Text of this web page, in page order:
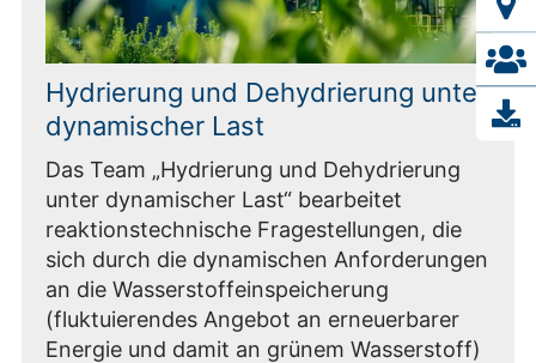
Hydrierung und Dehydrierung unter
dynamischer Last
Das Team „Hydrierung und Dehydrierung
unter dynamischer Last“ bearbeitet
reaktionstechnische Fragestellungen, die
sich durch die dynamischen Anforderungen
an die Wasserstoffeinspeicherung
(fluktuierendes Angebot an erneuerbarer
Energie und damit an grünem Wasserstoff)